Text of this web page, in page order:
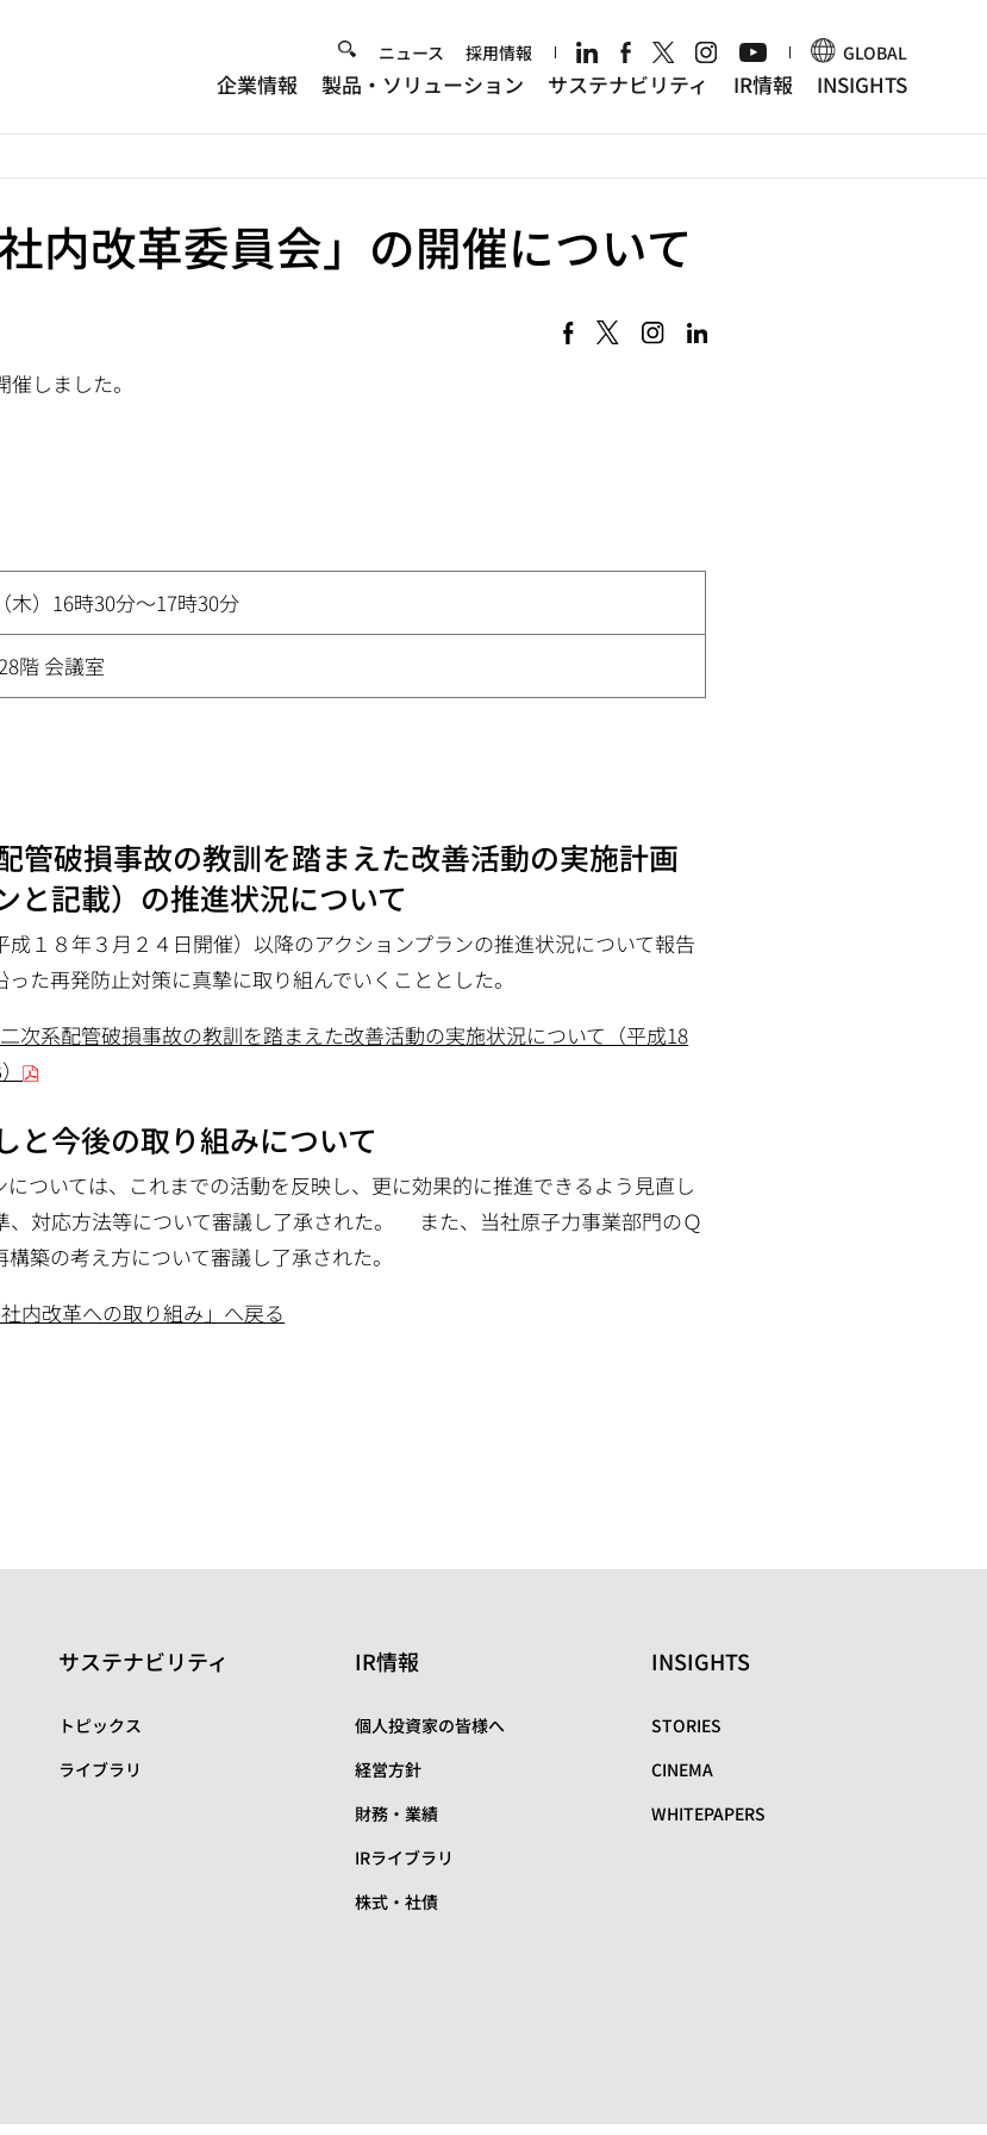
Header
ニュース 採用情報 GLOBAL
企業情報 製品・ソリューション サステナビリティ IR情報 INSIGHTS
内改革委員会」の開催について
しました。
木）16時30分〜17時30分
階 会議室
管破損事故の教訓を踏まえた改善活動の実施計画
と記載）の推進状況について
１８年３月２４日開催）以降のアクションプランの推進状況について報告
た再発防止対策に真摯に取り組んでいくこととした。
次系配管破損事故の教訓を踏まえた改善活動の実施状況について（平成18
と今後の取り組みについて
ついては、これまでの活動を反映し、更に効果的に推進できるよう見直し
、対応方法等について審議し了承された。 また、当社原子力事業部門のＱ
築の考え方について審議し了承された。
内改革への取り組み」へ戻る
サステナビリティ
トピックス
ライブラリ
IR情報
個人投資家の皆様へ
経営方針
財務・業績
IRライブラリ
株式・社債
INSIGHTS
STORIES
CINEMA
WHITEPAPERS